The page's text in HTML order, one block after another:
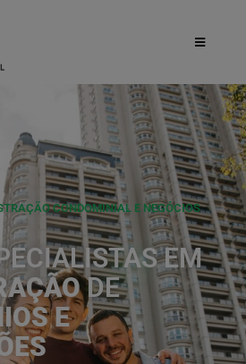
CONDOMINIAL E NEGÓCIOS
EM
DE
E